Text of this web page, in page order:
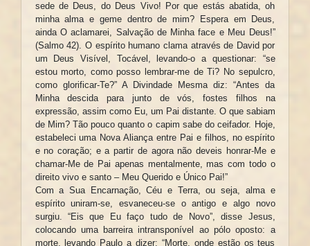
sede de Deus, do Deus Vivo! Por que estás abatida, oh
minha alma e geme dentro de mim? Espera em Deus,
ainda O aclamarei, Salvação de Minha face e Meu Deus!”
(Salmo 42). O espírito humano clama através de David por
um Deus Visível, Tocável, levando-o a questionar: “se
estou morto, como posso lembrar-me de Ti? No sepulcro,
como glorificar-Te?” A Divindade Mesma diz: “Antes da
Minha descida para junto de vós, fostes filhos na
expressão, assim como Eu, um Pai distante. O que sabiam
de Mim? Tão pouco quanto o capim sabe do ceifador. Hoje,
estabeleci uma Nova Aliança entre Pai e filhos, no espírito
e no coração; e a partir de agora não deveis honrar-Me e
chamar-Me de Pai apenas mentalmente, mas com todo o
direito vivo e santo – Meu Querido e Único Pai!”
Com a Sua Encarnação, Céu e Terra, ou seja, alma e
espírito uniram-se, esvaneceu-se o antigo e algo novo
surgiu. “Eis que Eu faço tudo de Novo”, disse Jesus,
colocando uma barreira intransponível ao pólo oposto: a
morte, levando Paulo a dizer: “Morte, onde estão os teus